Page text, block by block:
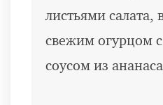
листьями салата,
свежим огурцом
соусом из